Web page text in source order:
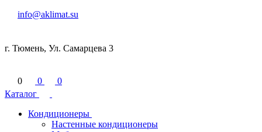
info@aklimat.su
г. Тюмень, Ул. Самарцева 3
0 0
0
Каталог
Кондиционеры
Настенные кондиционеры